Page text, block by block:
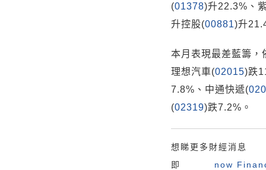
(01378)升22.3%、
升控股(00881)升
本月表現最差藍籌，
理想汽車(02015)跌
7.8%、中通快遞(
(02319)跌7.2%。
想睇更多財經消息
即
now